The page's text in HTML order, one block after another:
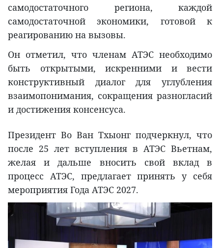
самодостаточного региона, каждой
самодостаточной экономики, готовой к
реагированию на вызовы.
Он отметил, что членам АТЭС необходимо
быть открытыми, искренними и вести
конструктивный диалог для углубления
взаимопонимания, сокращения разногласий
и достижения консенсуса.
Президент Во Ван Тхыонг подчеркнул, что
после 25 лет вступления в АТЭС Вьетнам,
желая и дальше вносить свой вклад в
процесс АТЭС, предлагает принять у себя
мероприятия Года АТЭС 2027.